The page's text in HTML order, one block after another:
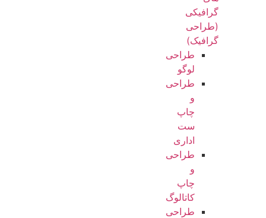
گرافیکی
(طراحی
گرافیک)
طراحی
لوگو
طراحی
و
چاپ
ست
اداری
طراحی
و
چاپ
کاتالوگ
طراحی